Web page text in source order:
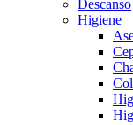
Descanso
Higiene